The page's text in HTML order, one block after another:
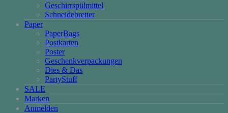
Geschirrspülmittel
Schneidebretter
Paper
PaperBags
Postkarten
Poster
Geschenkverpackungen
Dies & Das
PartyStuff
SALE
Marken
Anmelden